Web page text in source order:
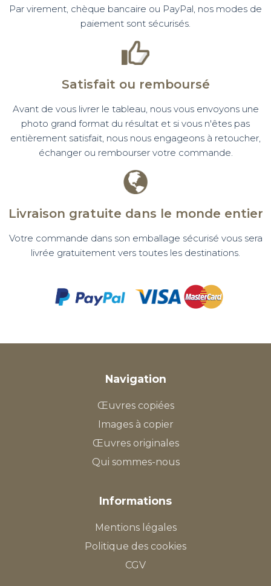
Par virement, chèque bancaire ou PayPal, nos modes de
paiement sont sécurisés.
Satisfait ou remboursé
Avant de vous livrer le tableau, nous vous envoyons une
photo grand format du résultat et si vous n'êtes pas
entièrement satisfait, nous nous engageons à retoucher,
échanger ou rembourser votre commande.
Livraison gratuite dans le monde entier
Votre commande dans son emballage sécurisé vous sera
livrée gratuitement vers toutes les destinations.
Navigation
Œuvres copiées
Images à copier
Œuvres originales
Qui sommes-nous
Informations
Mentions légales
Politique des cookies
CGV